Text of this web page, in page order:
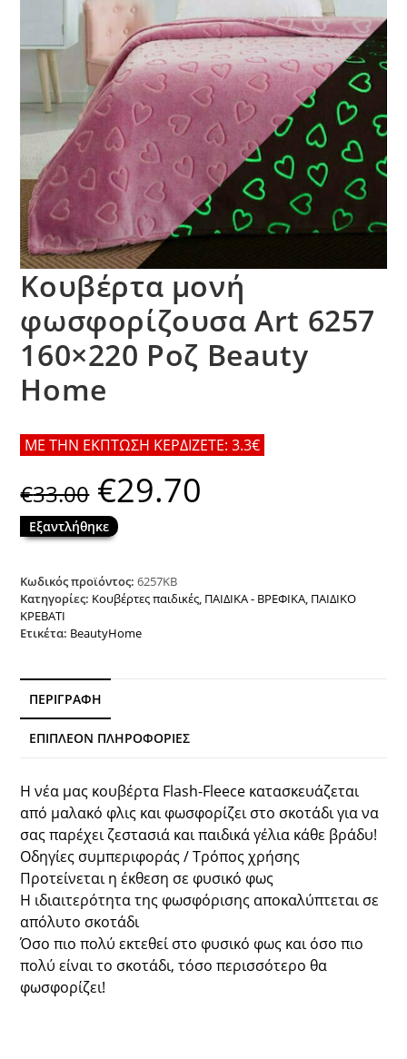
Κουβέρτα μονή
φωσφορίζουσα Art 6257
160×220 Ροζ Beauty
Home
ΜΕ ΤΗΝ ΕΚΠΤΩΣΗ ΚΕΡΔΙΖΕΤΕ: 3.3€
€33.00 Original
price
was:
€33.00.
€29.70
Εξαντλήθηκε
Κωδικός προϊόντος:6257ΚΒ
Κατηγορίες: Κουβέρτες παιδικές, ΠΑΙΔΙΚΑ - ΒΡΕΦΙΚΑ, ΠΑΙΔΙΚΟ
ΚΡΕΒΑΤΙ
Ετικέτα: BeautyHome
ΠΕΡΙΓΡΑΦΉ
ΕΠΙΠΛΈΟΝ ΠΛΗΡΟΦΟΡΊΕΣ
Η νέα μας κουβέρτα Flash-Fleece κατασκευάζεται
από μαλακό φλις και φωσφορίζει στο σκοτάδι για να
σας παρέχει ζεστασιά και παιδικά γέλια κάθε βράδυ!
Οδηγίες συμπεριφοράς / Τρόπος χρήσης
Προτείνεται η έκθεση σε φυσικό φως
Η ιδιαιτερότητα της φωσφόρισης αποκαλύπτεται σε
απόλυτο σκοτάδι
Όσο πιο πολύ εκτεθεί στο φυσικό φως και όσο πιο
πολύ είναι το σκοτάδι, τόσο περισσότερο θα
φωσφορίζει!